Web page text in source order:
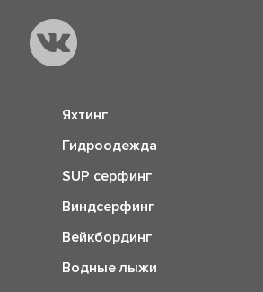
Яхтинг
Гидроодежда
SUP серфинг
Виндсерфинг
Вейкбординг
Водные лыжи